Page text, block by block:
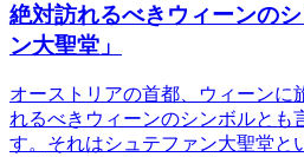
絶対訪れるべきウィーンの
ン大聖堂」
オーストリアの首都、ウィーンに
れるべきウィーンのシンボルとも
す。それはシュテファン大聖堂と